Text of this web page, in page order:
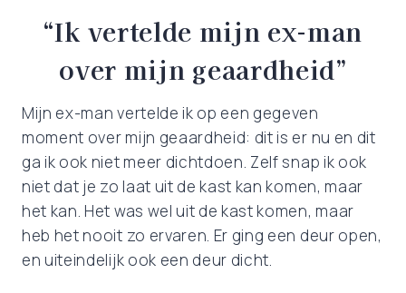
“Ik vertelde mijn ex-man
over mijn geaardheid”
Mijn ex-man vertelde ik op een gegeven
moment over mijn geaardheid: dit is er nu en dit
ga ik ook niet meer dichtdoen. Zelf snap ik ook
niet dat je zo laat uit de kast kan komen, maar
het kan. Het was wel uit de kast komen, maar
heb het nooit zo ervaren. Er ging een deur open,
en uiteindelijk ook een deur dicht.